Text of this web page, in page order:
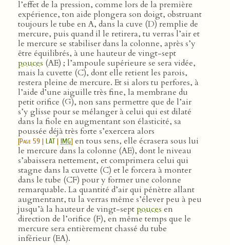
l’effet de la pression, comme lors de la première
expérience, ton aide plongera son doigt, obstruant
toujours le tube en A, dans la cuve (D) remplie de
mercure, puis quand il le retirera, tu verras l’air et
le mercure se stabiliser dans la colonne, après s’y
être équilibrés, à une hauteur de vingt-sept
pouces (AE) ; l’ampoule supérieure se sera vidée,
mais la cuvette (C), dont elle retient les parois,
restera pleine de mercure. Et si alors tu perfores, à
l’aide d’une aiguille très fine, la membrane du
petit orifice (G), non sans permettre que de l’air
s’y glisse pour se mélanger à celui qui est dilaté
dans la fiole en augmentant son élasticité, sa
poussée déjà très forte s’exercera alors
[Page 59 | LAT| IMG] en tous sens, elle écrasera sous lui
le mercure dans la colonne (AE), dont le niveau
s’abaissera nettement, et comprimera celui qui
stagne dans la cuvette (C) et le forcera à monter
dans le tube (CF) pour y former une colonne
remarquable. La quantité d’air qui pénètre allant
augmentant, tu la verras même s’élever peu à peu
jusqu’à la hauteur de vingt-septpouces en
direction de l’orifice (F), en même temps que le
mercure sera entièrement chassé du tube
inférieur (EA).